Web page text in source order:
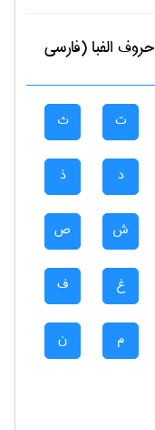
الفبا (فارسی
ت ث
د ذ
ش ص
غ ف
م ن